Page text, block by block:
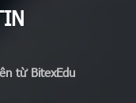
từ BitexEdu